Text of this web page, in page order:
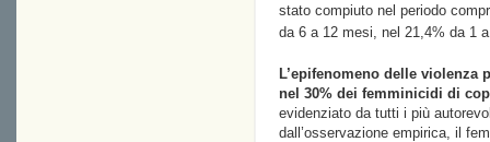
stato compiuto nel periodo
da 6 a 12 mesi, nel 21,4% da 1
L’epifenomeno delle violenza
nel 30% dei femminicidi di
evidenziato da tutti i più
dall’osservazione empirica, il